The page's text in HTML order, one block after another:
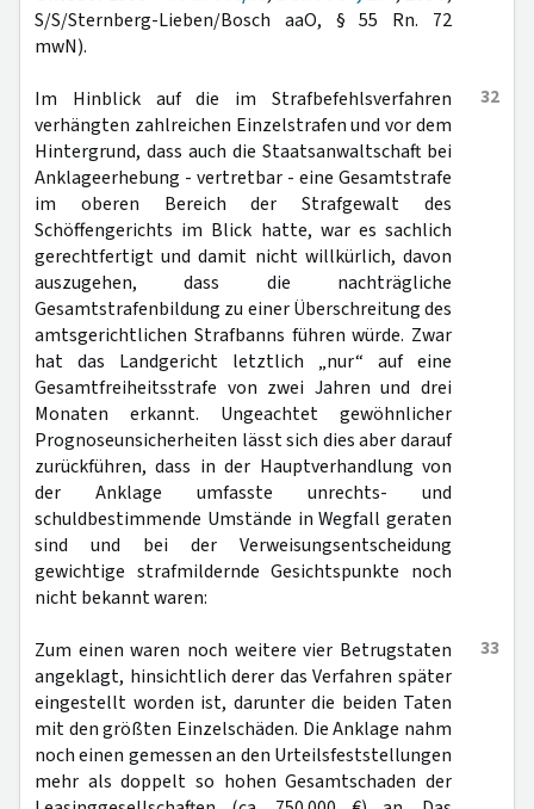
S/S/Sternberg-Lieben/Bosch aaO, § 55 Rn. 72
mwN).
32
Im Hinblick auf die im Strafbefehlsverfahren
verhängten zahlreichen Einzelstrafen und vor dem
Hintergrund, dass auch die Staatsanwaltschaft bei
Anklageerhebung - vertretbar - eine Gesamtstrafe
im oberen Bereich der Strafgewalt des
Schöffengerichts im Blick hatte, war es sachlich
gerechtfertigt und damit nicht willkürlich, davon
auszugehen, dass die nachträgliche
Gesamtstrafenbildung zu einer Überschreitung des
amtsgerichtlichen Strafbanns führen würde. Zwar
hat das Landgericht letztlich „nur“ auf eine
Gesamtfreiheitsstrafe von zwei Jahren und drei
Monaten erkannt. Ungeachtet gewöhnlicher
Prognoseunsicherheiten lässt sich dies aber darauf
zurückführen, dass in der Hauptverhandlung von
der Anklage umfasste unrechts- und
schuldbestimmende Umstände in Wegfall geraten
sind und bei der Verweisungsentscheidung
gewichtige strafmildernde Gesichtspunkte noch
nicht bekannt waren:
33
Zum einen waren noch weitere vier Betrugstaten
angeklagt, hinsichtlich derer das Verfahren später
eingestellt worden ist, darunter die beiden Taten
mit den größten Einzelschäden. Die Anklage nahm
noch einen gemessen an den Urteilsfeststellungen
mehr als doppelt so hohen Gesamtschaden der